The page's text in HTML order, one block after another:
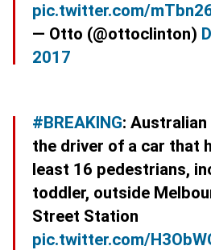
pic.twitter.com/
— Otto (@ottoclinton)
2017
#BREAKING:
the driver of a car that
least 16 pedestrians,
toddler, outside
Street Station
pic.twitter.com/